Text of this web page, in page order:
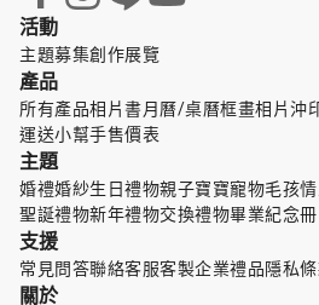
活動
主題募集創作展覽
產品
所有產品相片書月曆/桌曆框畫相片沖
運送小幫手售價表
主題
婚禮婚紗生日禮物親子寶寶寵物毛孩
聖誕禮物新年禮物交換禮物畢業紀念冊
支援
常見問答聯絡客服客製企業禮品隱私
關於